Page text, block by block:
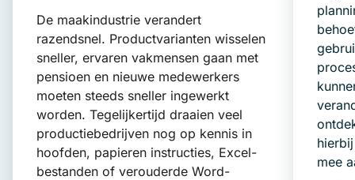
De maakindustrie verandert
razendsnel. Productvarianten wisselen
sneller, ervaren vakmensen gaan met
pensioen en nieuwe medewerkers
moeten steeds sneller ingewerkt
worden. Tegelijkertijd draaien veel
productiebedrijven nog op kennis in
hoofden, papieren instructies, Excel-
bestanden of verouderde Word-
mee